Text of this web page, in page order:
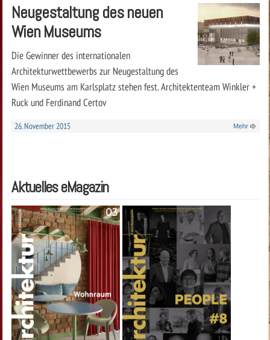
Neugestaltung des neuen
Wien Museums
Die Gewinner des internationalen
Architekturwettbewerbs zur Neugestaltung des
Wien Museums am Karlsplatz stehen fest. Architektenteam Winkler +
Ruck und Ferdinand Certov
26. November 2015 Mehr
Aktuelles eMagazin